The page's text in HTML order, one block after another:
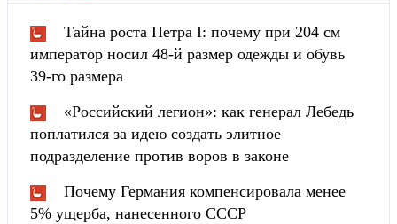
Тайна роста Петра I: почему при 204 см
император носил 48-й размер одежды и обувь
39-го размера
«Российский легион»: как генерал Лебедь
поплатился за идею создать элитное
подразделение против воров в законе
Почему Германия компенсировала менее
5% ущерба, нанесенного СССР